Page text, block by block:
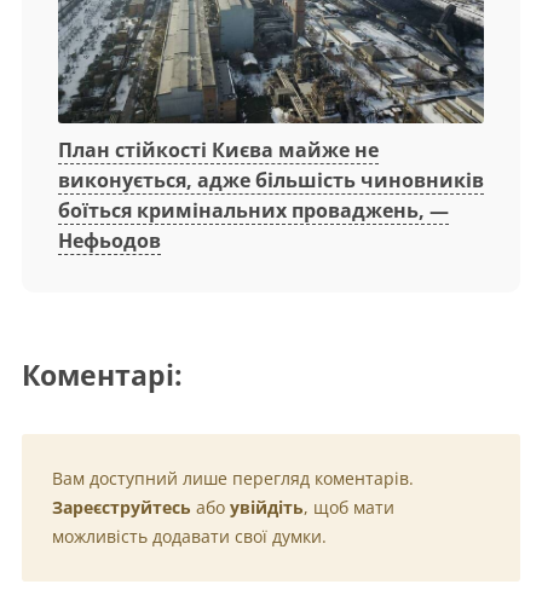
План стійкості Києва майже не
виконується, адже більшість чиновників
боїться кримінальних проваджень, —
Нефьодов
Коментарі:
Вам доступний лише перегляд коментарів.
Зареєструйтесь або увійдіть, щоб мати
можливість додавати свої думки.